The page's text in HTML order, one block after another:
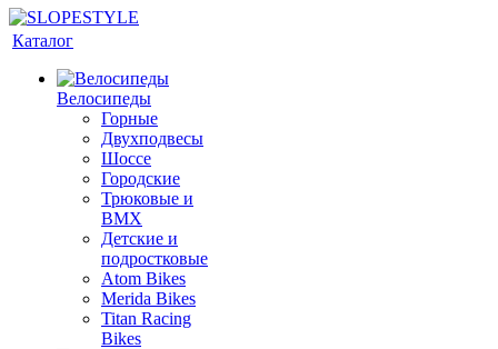
Каталог
Велосипеды
Горные
Двухподвесы
Шоссе
Городские
Трюковые и
BMX
Детские и
подростковые
Atom Bikes
Merida Bikes
Titan Racing
Bikes